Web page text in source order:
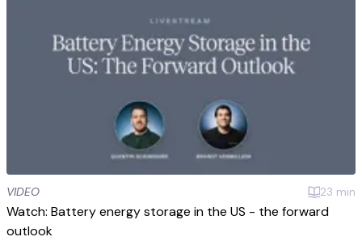
VIDEO 23 min
Watch: Battery energy storage in the US - the forward
outlook